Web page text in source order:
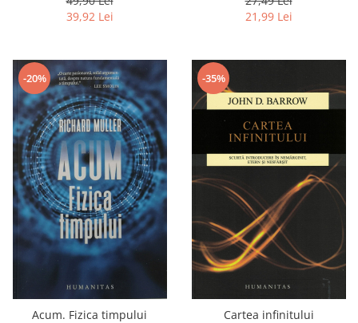
39,92 Lei
21,99 Lei
-20%
Acum. Fizica timpului
-35%
Cartea infinitului